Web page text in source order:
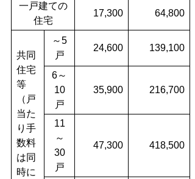
一戸建ての
住宅
17,300 64,800
共同
住宅
等
（戸
当た
り手
数料
は同
時に
～5
戸
24,600 139,100
6～
10
戸
35,900 216,700
11
～
30
戸
47,300 418,500